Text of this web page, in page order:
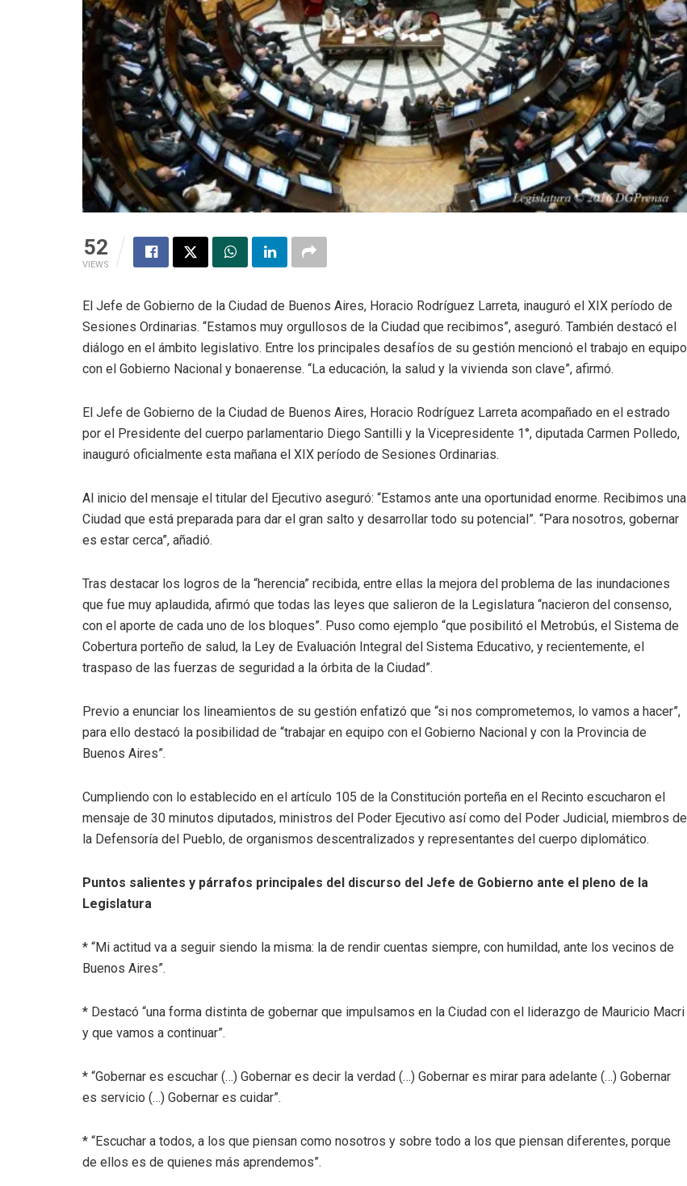
52
VIEWS
El Jefe de Gobierno de la Ciudad de Buenos Aires, Horacio Rodríguez Larreta, inauguró el XIX período de
Sesiones Ordinarias. “Estamos muy orgullosos de la Ciudad que recibimos”, aseguró. También destacó el
diálogo en el ámbito legislativo. Entre los principales desafíos de su gestión mencionó el trabajo en equipo
con el Gobierno Nacional y bonaerense. “La educación, la salud y la vivienda son clave”, afirmó.
El Jefe de Gobierno de la Ciudad de Buenos Aires, Horacio Rodríguez Larreta acompañado en el estrado
por el Presidente del cuerpo parlamentario Diego Santilli y la Vicepresidente 1°, diputada Carmen Polledo,
inauguró oficialmente esta mañana el XIX período de Sesiones Ordinarias.
Al inicio del mensaje el titular del Ejecutivo aseguró: “Estamos ante una oportunidad enorme. Recibimos una
Ciudad que está preparada para dar el gran salto y desarrollar todo su potencial”. “Para nosotros, gobernar
es estar cerca”, añadió.
Tras destacar los logros de la “herencia” recibida, entre ellas la mejora del problema de las inundaciones
que fue muy aplaudida, afirmó que todas las leyes que salieron de la Legislatura “nacieron del consenso,
con el aporte de cada uno de los bloques”. Puso como ejemplo “que posibilitó el Metrobús, el Sistema de
Cobertura porteño de salud, la Ley de Evaluación Integral del Sistema Educativo, y recientemente, el
traspaso de las fuerzas de seguridad a la órbita de la Ciudad”.
Previo a enunciar los lineamientos de su gestión enfatizó que “si nos comprometemos, lo vamos a hacer”,
para ello destacó la posibilidad de “trabajar en equipo con el Gobierno Nacional y con la Provincia de
Buenos Aires”.
Cumpliendo con lo establecido en el artículo 105 de la Constitución porteña en el Recinto escucharon el
mensaje de 30 minutos diputados, ministros del Poder Ejecutivo así como del Poder Judicial, miembros de
la Defensoría del Pueblo, de organismos descentralizados y representantes del cuerpo diplomático.
Puntos salientes y párrafos principales del discurso del Jefe de Gobierno ante el pleno de la
Legislatura
* “Mi actitud va a seguir siendo la misma: la de rendir cuentas siempre, con humildad, ante los vecinos de
Buenos Aires”.
* Destacó “una forma distinta de gobernar que impulsamos en la Ciudad con el liderazgo de Mauricio Macri
y que vamos a continuar”.
* “Gobernar es escuchar (…) Gobernar es decir la verdad (…) Gobernar es mirar para adelante (…) Gobernar
es servicio (…) Gobernar es cuidar”.
* “Escuchar a todos, a los que piensan como nosotros y sobre todo a los que piensan diferentes, porque
de ellos es de quienes más aprendemos”.